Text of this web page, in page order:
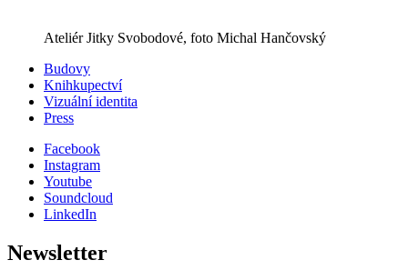
Ateliér Jitky Svobodové, foto Michal Hančovský
Budovy
Knihkupectví
Vizuální identita
Press
Facebook
Instagram
Youtube
Soundcloud
LinkedIn
Newsletter